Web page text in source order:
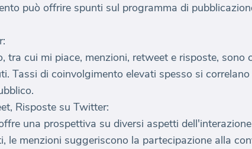
può offrire spunti sul programma di
tra cui mi piace, menzioni, retweet e risposte, sono
Tassi di coinvolgimento elevati spesso si
Risposte su Twitter:
una prospettiva su diversi aspetti
le menzioni suggeriscono la partecipazione alla